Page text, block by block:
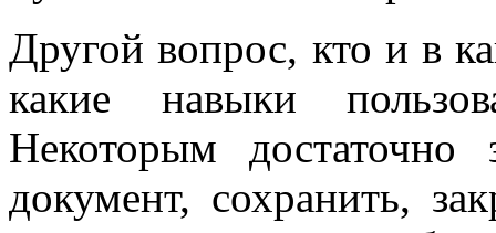
Другой вопрос, кто и в
какие навыки
Некоторым достаточно
документ, сохранить,